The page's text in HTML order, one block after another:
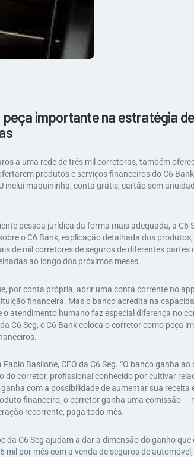
importante na estratégia
a uma rede de três mil corretoras, também
produtos e serviços financeiros do C6
maquininha, conta grátis, cartão sem
pessoa jurídica da forma mais adequada, a C6
o C6 Bank, explicação detalhada dos
de mil corretores de seguros de diferentes partes
ao longo dos próximos meses.
por conta própria, abrir uma conta corrente no
financeira. Mas o banco acredita na
atendimento humano faz especial diferença no
C6 Seg, o C6 Bank coloca o corretor como peça
Basilone, CEO da C6 Seg. “O banco ganha
do corretor, profissional conhecido por cultivar
com a possibilidade de aumentar sua receita
financeiro, o corretor ganha uma comissão —
recorrente, paga todo mês.
da C6 Seg ajudam a dar a dimensão do ganho
mil por mês com a venda de seguros de